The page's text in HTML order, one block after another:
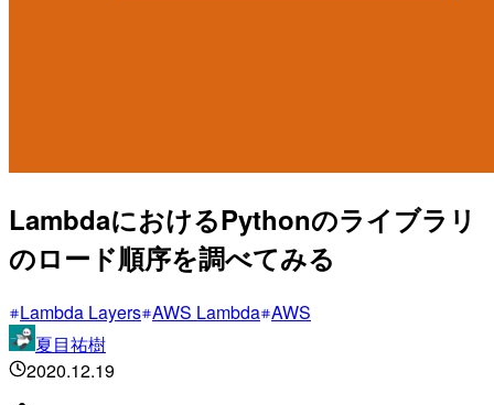
LambdaにおけるPythonのライブラリ
のロード順序を調べてみる
Lambda Layers AWS Lambda AWS
夏目祐樹
2020.12.19